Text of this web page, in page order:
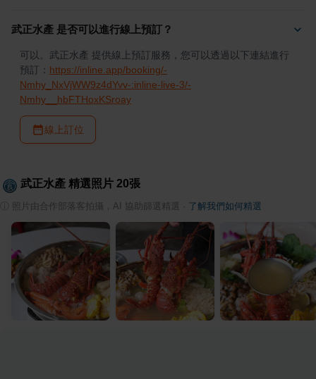
武正水產 是否可以進行線上預訂？
可以。武正水產 提供線上預訂服務，您可以透過以下連結進行
預訂： https://inline.app/booking/-
Nmhy_NxVjWW9z4dYvv-:inline-live-3/-
Nmhy__hbFTHoxKSroay
線上訂位
武正水產 精選照片 20張
照片由合作部落客拍攝，AI 協助篩選精選 了解我們如何精選